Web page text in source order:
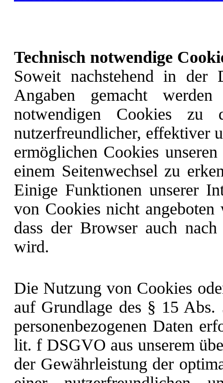
Technisch notwendige
Soweit nachstehend in der
Angaben gemacht
notwendigen Cookies zu
nutzerfreundlicher, effektiver
ermöglichen Cookies
einem Seitenwechsel zu
Einige Funktionen unserer
von Cookies nicht
dass der Browser auch
wird.
Die Nutzung von Cookies
auf Grundlage des § 15
personenbezogenen Daten
lit. f DSGVO aus unserem
der Gewährleistung der